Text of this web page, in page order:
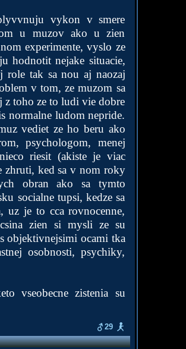
vykon v smere
u muzov ako u zien
experimente, vyslo ze
hodnotit nejake situacie,
role tak sa nou aj naozaj
v tom, ze muzom sa
z toho ze to ludi vie dobre
normalne ludom nepride.
vediet ze ho beru ako
psychologom, menej
riesit (akiste je viac
zhruti, ked sa v nom roky
obran ako sa tymto
socialne tupsi, kedze sa
uz je to cca rovnocenne,
zien si mysli ze su
objektivnejsimi ocami tka
osobnosti, psychiky,
vseobecne zistenia su
29